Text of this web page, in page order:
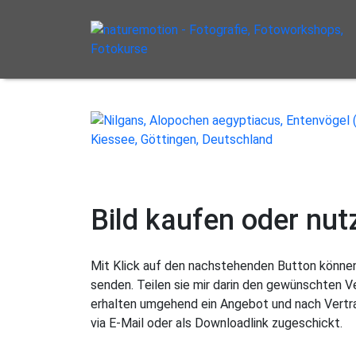
Bild kaufen oder
Mit Klick auf den nachstehenden Button
senden. Teilen sie mir darin den gewünschten
erhalten umgehend ein Angebot und nach
via E-Mail oder als Downloadlink zugeschickt.